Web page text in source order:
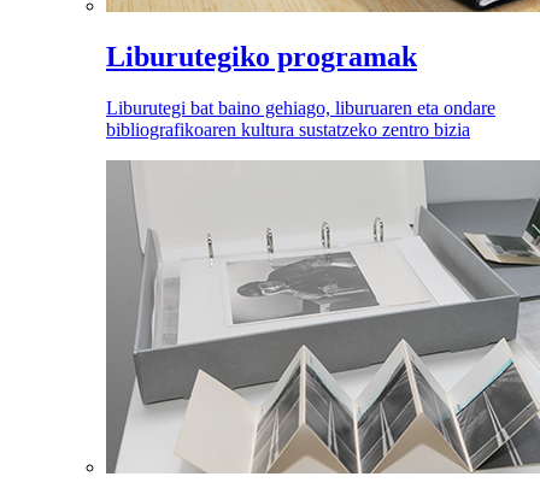
Liburutegiko programak
Liburutegi bat baino gehiago, liburuaren eta ondare
bibliografikoaren kultura sustatzeko zentro bizia